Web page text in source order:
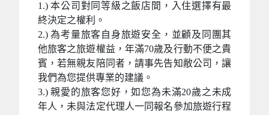
1.) 本公司對同等級之飯店間，入住選擇有最
終決定之權利。
2.) 為考量旅客自身旅遊安全，並顧及同團其
他旅客之旅遊權益，年滿70歲及行動不便之貴
賓，若無親友陪同者，請事先告知敝公司，讓
我們為您提供專業的建議。
3.) 親愛的旅客您好，如您為未滿20歲之未成
年人，未與法定代理人一同報名參加旅遊行程